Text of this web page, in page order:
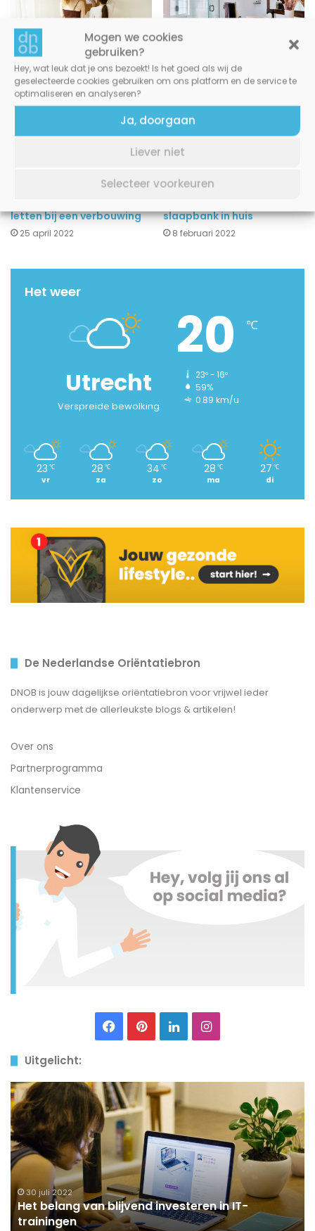
Mogen we cookies
gebruiken?
Hey, wat leuk dat je ons bezoekt! Is het goed als wij de
geselecteerde cookies gebruiken om ons platform en de service te
optimaliseren en analyseren?
Ja, doorgaan
Liever niet
Selecteer voorkeuren
Gas, water en licht
vergelijken in 2022
25 april 2022
17 mei 2023
letten bij een verbouwing
25 april 2022
slaapbank in huis
8 februari 2022
Het weer
Utrecht
Verspreide bewolking
20 ℃
23º - 16º
59%
0.89 km/u
23 ℃
vr
28 ℃
za
34 ℃
zo
28 ℃
ma
27 ℃
di
De Nederlandse Oriëntatiebron
DNOB is jouw dagelijkse oriëntatiebron voor vrijwel ieder
onderwerp met de allerleukste blogs & artikelen!
Over ons
Partnerprogramma
Klantenservice
Facebook
PinterestLinkedInInstagram
Uitgelicht:
Het
belang
van
blijvend
investeren
in
IT-
trainingen
30 juli 2022
Het belang van blijvend investeren in IT-
trainingen